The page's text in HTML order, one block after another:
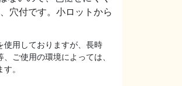
穴付です。小ロットから
用しておりますが、長時
ご使用の環境によっては、
。